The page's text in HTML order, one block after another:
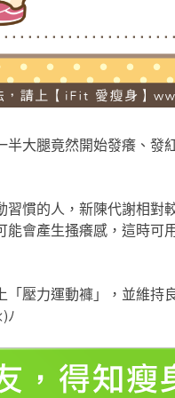
大腿竟然開始發癢、發
慣的人，新陳代謝相對
會產生搔癢感，這時可
壓力運動褲」，並維持
ﾉ